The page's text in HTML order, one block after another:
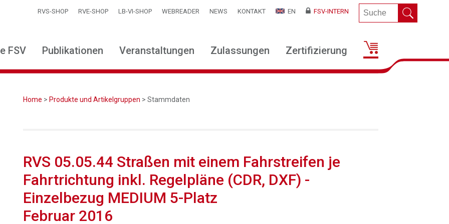
RVS-SHOP RVE-SHOP LB-VI-SHOP WEBREADER NEWS KONTAKT EN FSV-INTERN
FSV Publikationen Veranstaltungen Zulassungen Zertifizierung
Home > Produkte und Artikelgruppen > Stammdaten
RVS 05.05.44 Straßen mit einem Fahrstreifen je
Fahrtrichtung inkl. Regelpläne (CDR, DXF) -
Einzelbezug MEDIUM 5-Platz
Februar 2016